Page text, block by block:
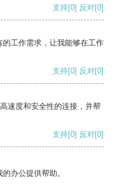
支持[0] 反对[0]
工作需求，让我能够在工作
支持[0] 反对[0]
速度和安全性的连接，并帮
支持[0] 反对[0]
办公提供帮助。